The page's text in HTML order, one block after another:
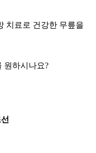
치료로 건강한 무릎을
원하시나요?